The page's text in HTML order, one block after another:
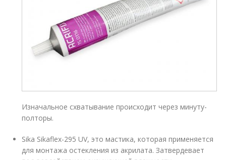
Изначальное схватывание происходит через минуту-
полторы.
Sika Sikaflex-295 UV, это мастика, которая применяется
для монтажа остекления из акрилата. Затвердевает